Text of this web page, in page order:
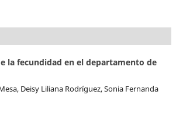
la fecundidad en el departamento de
Deisy Liliana Rodríguez, Sonia Fernanda